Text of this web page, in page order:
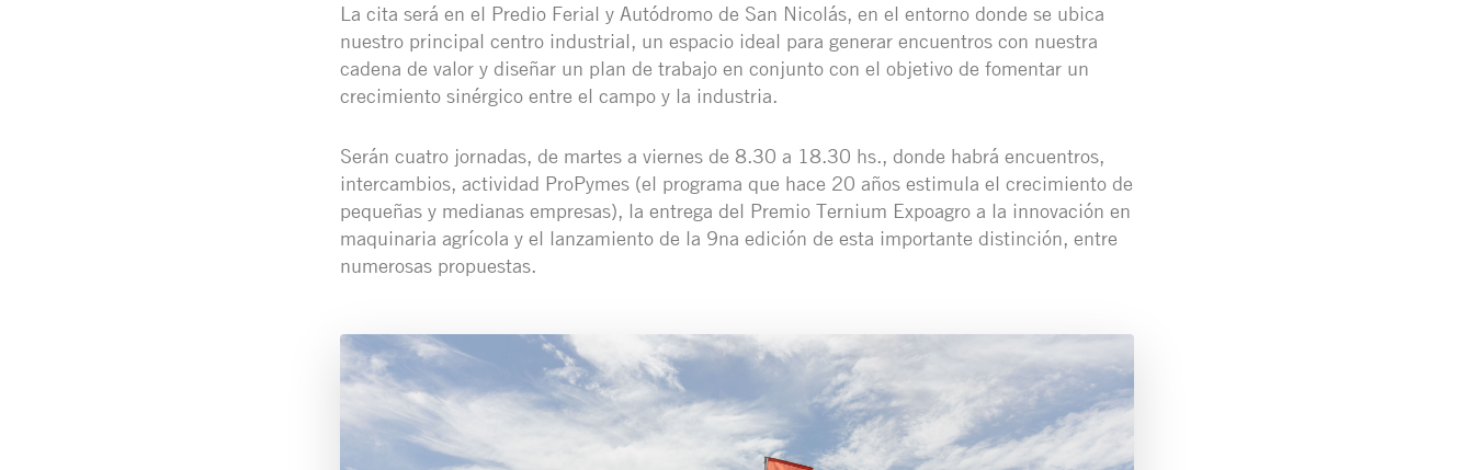
La cita será en el Predio Ferial y Autódromo de San Nicolás, en el entorno donde se ubica
nuestro principal centro industrial, un espacio ideal para generar encuentros con nuestra
cadena de valor y diseñar un plan de trabajo en conjunto con el objetivo de fomentar un
crecimiento sinérgico entre el campo y la industria.
Serán cuatro jornadas, de martes a viernes de 8.30 a 18.30 hs., donde habrá encuentros,
intercambios, actividad ProPymes (el programa que hace 20 años estimula el crecimiento de
pequeñas y medianas empresas), la entrega del Premio Ternium Expoagro a la innovación en
maquinaria agrícola y el lanzamiento de la 9na edición de esta importante distinción, entre
numerosas propuestas.